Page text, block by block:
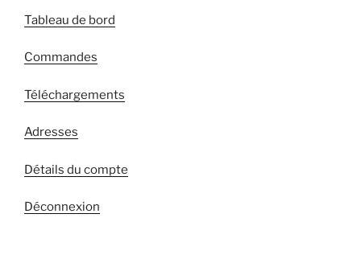
Tableau de bord
Commandes
Téléchargements
Adresses
Détails du compte
Déconnexion